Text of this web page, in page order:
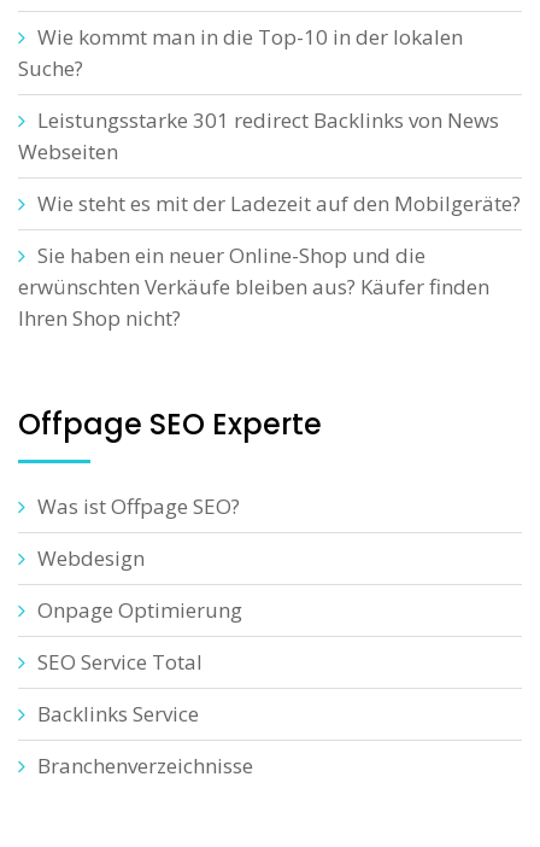
Wie kommt man in die Top-10 in der lokalen
Suche?
Leistungsstarke 301 redirect Backlinks von News
Webseiten
Wie steht es mit der Ladezeit auf den Mobilgeräte?
Sie haben ein neuer Online-Shop und die
erwünschten Verkäufe bleiben aus? Käufer finden
Ihren Shop nicht?
Offpage SEO Experte
Was ist Offpage SEO?
Webdesign
Onpage Optimierung
SEO Service Total
Backlinks Service
Branchenverzeichnisse